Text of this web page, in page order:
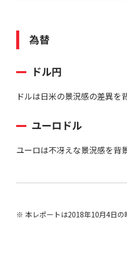
為替
ドル円
ドルは日米の景況感の差異を
ユーロドル
ユーロは不冴えな景況感を背
本レポートは2018年10月4日の